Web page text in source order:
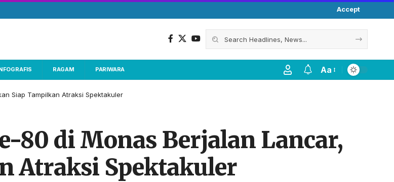
Accept
RAGAM PARIWARA Aa
Siap Tampilkan Atraksi Spektakuler
80 di Monas Berjalan Lancar,
Atraksi Spektakuler